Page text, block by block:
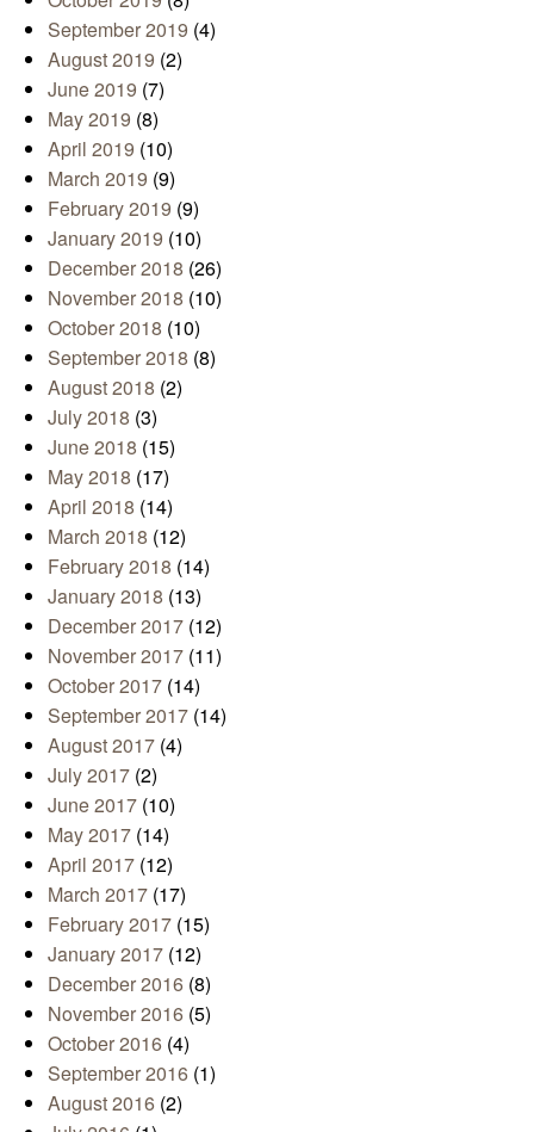
September 2019 (4)
August 2019 (2)
June 2019 (7)
May 2019 (8)
April 2019 (10)
March 2019 (9)
February 2019 (9)
January 2019 (10)
December 2018 (26)
November 2018 (10)
October 2018 (10)
September 2018 (8)
August 2018 (2)
July 2018 (3)
June 2018 (15)
May 2018 (17)
April 2018 (14)
March 2018 (12)
February 2018 (14)
January 2018 (13)
December 2017 (12)
November 2017 (11)
October 2017 (14)
September 2017 (14)
August 2017 (4)
July 2017 (2)
June 2017 (10)
May 2017 (14)
April 2017 (12)
March 2017 (17)
February 2017 (15)
January 2017 (12)
December 2016 (8)
November 2016 (5)
October 2016 (4)
September 2016 (1)
August 2016 (2)